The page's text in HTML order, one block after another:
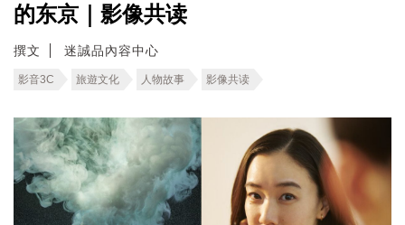
的东京｜影像共读
撰文 迷誠品內容中心
影音3C 旅遊文化 人物故事 影像共读